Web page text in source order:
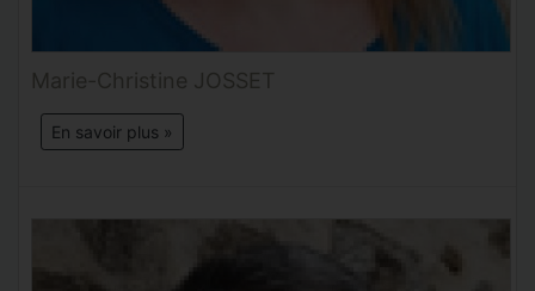
Marie-Christine JOSSET
En savoir plus »